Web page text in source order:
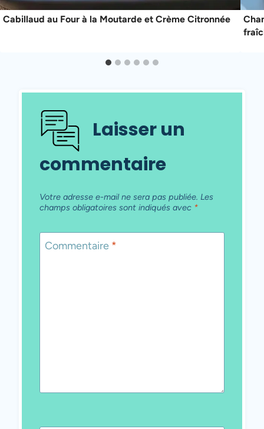
Cabillaud au Four à la Moutarde et Crème Citronnée
Laisser un
commentaire
Votre adresse e-mail ne sera pas publiée. Les
champs obligatoires sont indiqués avec *
Commentaire *